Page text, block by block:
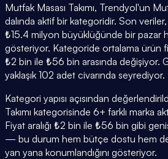
Mutfak Masası Takımı, Trendyol'un
dalında aktif bir kategoridir. Son veriler,
₺15.4 milyon büyüklüğünde bir pazar
gösteriyor. Kategoride ortalama ürün
₺2 bin ile ₺56 bin arasında değişiyor.
yaklaşık 102 adet civarında seyrediyor.
Kategori yapısı açısından
Takımı kategorisinde 6+ farklı marka
Fiyat aralığı ₺2 bin ile ₺56 bin gibi
— bu durum hem bütçe dostu hem
yan yana konumlandığını gösteriyor.